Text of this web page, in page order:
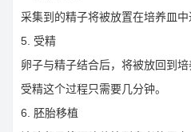
采集到的精子将被放置在培养皿
5. 受精
卵子与精子结合后，将被放回到
受精这个过程只需要几分钟。
6. 胚胎移植